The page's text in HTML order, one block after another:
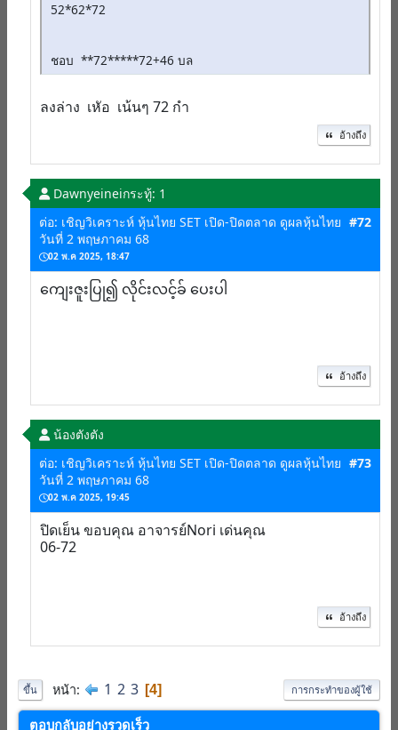
52*62*72
ชอบ **72*****72+46 บล
ลงล่าง เหัอ เน้นๆ 72 กำ
อ้างถึง
Dawnyeineiกระทู้: 1
ต่อ: เชิญวิเคราะห์ หุ้นไทย SET เปิด-ปิดตลาด ดูผลหุ้นไทย
วันที่ 2 พฤษภาคม 68
02 พ.ค 2025, 18:47
#72
ကျေးဇူးပြု၍ လိုင်းလင့်ခ် ပေးပါ
อ้างถึง
น้องตังตัง
ต่อ: เชิญวิเคราะห์ หุ้นไทย SET เปิด-ปิดตลาด ดูผลหุ้นไทย
วันที่ 2 พฤษภาคม 68
02 พ.ค 2025, 19:45
#73
ปิดเย็น ขอบคุณ อาจารย์Nori เด่นคุณ
06-72
อ้างถึง
ขึ้น หน้า 1 2 3 4 การกระทำของผู้ใช้
ตอบกลับอย่างรวดเร็ว